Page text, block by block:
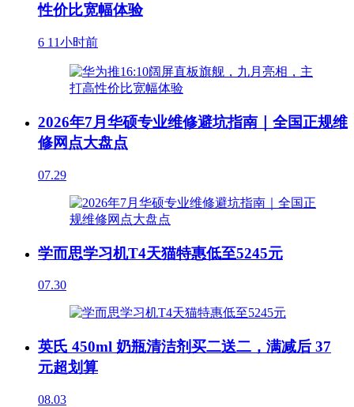
性价比宽幅体验
6 11小时前
2026年7月华硕专业维修避坑指南｜全国正规维
修网点大盘点
07.29
学而思学习机T4天猫特惠低至5245元
07.30
英氏 450ml 奶瓶清洁剂买二送二，满减后 37
元超划算
08.03